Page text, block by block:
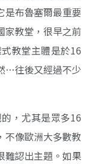
是布魯塞爾最重要
家教堂，很早之前
教堂主體是於16
…往後又經過不少
，尤其是眾多16
不像歐洲大多數教
難認出主題。如果